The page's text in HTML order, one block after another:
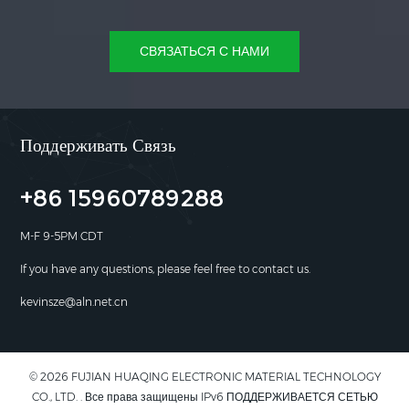
СВЯЗАТЬСЯ С НАМИ
Поддерживать Связь
+86 15960789288
M-F 9-5PM CDT
If you have any questions, please feel free to contact us.
kevinsze@aln.net.cn
© 2026 FUJIAN HUAQING ELECTRONIC MATERIAL TECHNOLOGY
CO., LTD. . Все права защищены IPv6 ПОДДЕРЖИВАЕТСЯ СЕТЬЮ